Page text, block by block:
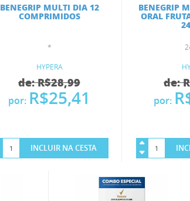
BENEGRIP MULTI DIA 12
COMPRIMIDOS
*
HYPERA
de: R$28,99
por: R$25,41
INCLUIR NA CESTA
BENEGRIP
ORAL
de:
por: